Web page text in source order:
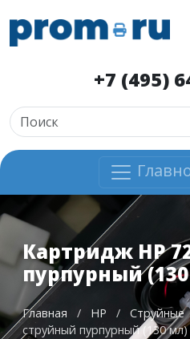
+7 (495)
Картридж HP
пурпурный
Главная / HP / Струйные
струйный пурпурный (130 мл)